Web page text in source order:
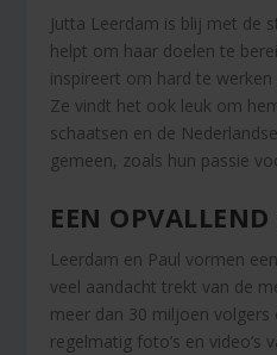
Jutta Leerdam is blij met de
helpt om haar doelen te
inspireert om hard te werken
Ze vindt het ook leuk om
schaatsen en de
gemeen, zoals hun passie
EEN
Leerdam en Paul vormen
veel aandacht trekt van de
meer dan 30 miljoen
regelmatig foto’s en video’s